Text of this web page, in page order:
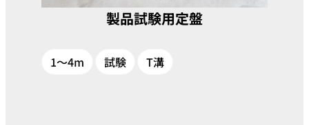
製品試験用定盤
1～4m 試験 T溝